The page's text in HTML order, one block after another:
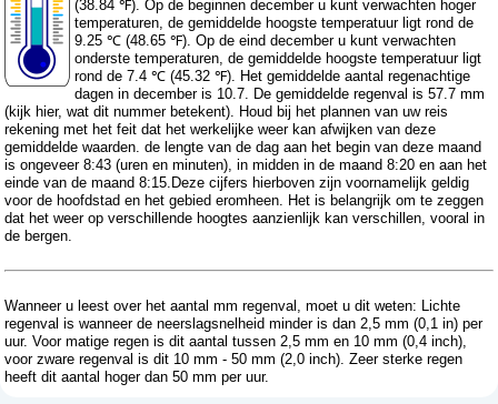
(38.84 ℉). Op de beginnen december u kunt verwachten hoger
temperaturen, de gemiddelde hoogste temperatuur ligt rond de
9.25 ℃ (48.65 ℉). Op de eind december u kunt verwachten
onderste temperaturen, de gemiddelde hoogste temperatuur ligt
rond de 7.4 ℃ (45.32 ℉). Het gemiddelde aantal regenachtige
dagen in december is 10.7. De gemiddelde regenval is 57.7 mm
(kijk hier, wat dit nummer betekent). Houd bij het plannen van uw reis
rekening met het feit dat het werkelijke weer kan afwijken van deze
gemiddelde waarden. de lengte van de dag aan het begin van deze maand
is ongeveer 8:43 (uren en minuten), in midden in de maand 8:20 en aan het
einde van de maand 8:15.Deze cijfers hierboven zijn voornamelijk geldig
voor de hoofdstad en het gebied eromheen. Het is belangrijk om te zeggen
dat het weer op verschillende hoogtes aanzienlijk kan verschillen, vooral in
de bergen.
Wanneer u leest over het aantal mm regenval, moet u dit weten: Lichte
regenval is wanneer de neerslagsnelheid minder is dan 2,5 mm (0,1 in) per
uur. Voor matige regen is dit aantal tussen 2,5 mm en 10 mm (0,4 inch),
voor zware regenval is dit 10 mm - 50 mm (2,0 inch). Zeer sterke regen
heeft dit aantal hoger dan 50 mm per uur.